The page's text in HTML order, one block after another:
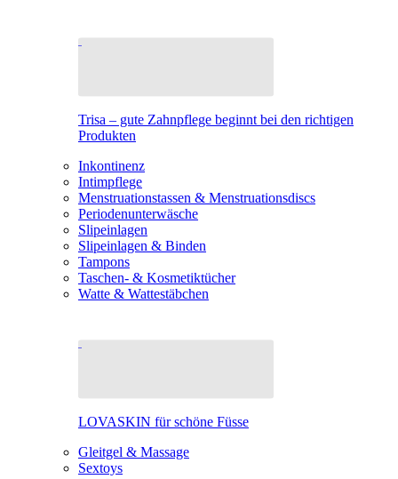
Trisa – gute Zahnpflege beginnt bei den richtigen
Produkten
Inkontinenz
Intimpflege
Menstruationstassen & Menstruationsdiscs
Periodenunterwäsche
Slipeinlagen
Slipeinlagen & Binden
Tampons
Taschen- & Kosmetiktücher
Watte & Wattestäbchen
LOVASKIN für schöne Füsse
Gleitgel & Massage
Sextoys